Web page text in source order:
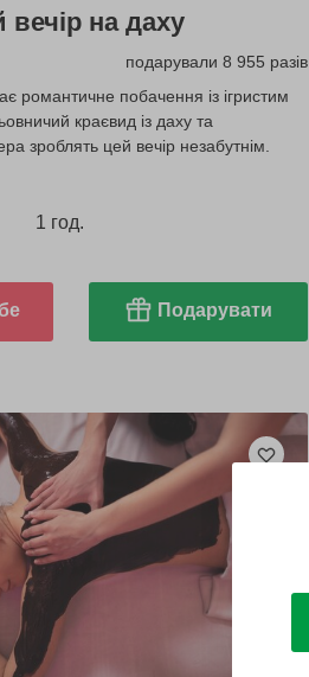
на даху
подарували 8 955 разів
романтичне побачення із ігристим
краєвид із даху та
зроблять цей вечір незабутнім.
1 год.
Подарувати